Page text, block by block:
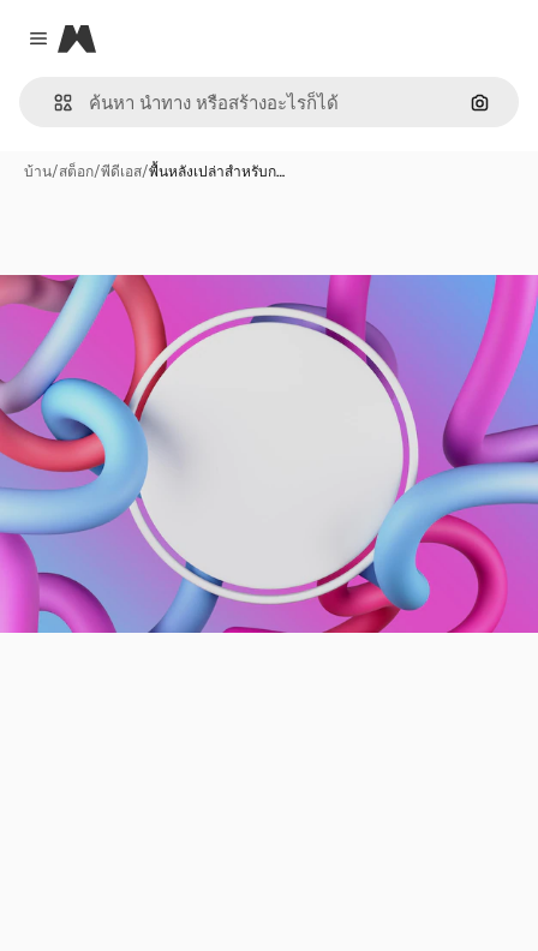
Close menu
Magnific
ค้นหา
บ้าน/สต็อก/พีดีเอส/พื้นหลังเปล่าสำหรับก…